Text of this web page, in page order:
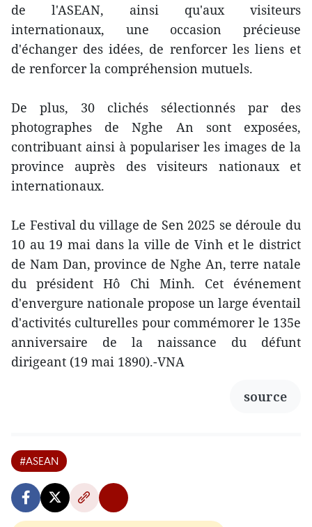
de l'ASEAN, ainsi qu'aux visiteurs
internationaux, une occasion précieuse
d'échanger des idées, de renforcer les liens et
de renforcer la compréhension mutuels.
De plus, 30 clichés sélectionnés par des
photographes de Nghe An sont exposées,
contribuant ainsi à populariser les images de la
province auprès des visiteurs nationaux et
internationaux.
Le Festival du village de Sen 2025 se déroule du
10 au 19 mai dans la ville de Vinh et le district
de Nam Dan, province de Nghe An, terre natale
du président Hô Chi Minh. Cet événement
d'envergure nationale propose un large éventail
d'activités culturelles pour commémorer le 135e
anniversaire de la naissance du défunt
dirigeant (19 mai 1890).-VNA
source
#ASEAN